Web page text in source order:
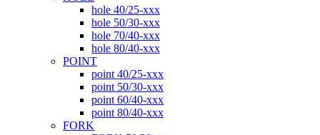
hole 40/25-xxx
hole 50/30-xxx
hole 70/40-xxx
hole 80/40-xxx
POINT
point 40/25-xxx
point 50/30-xxx
point 60/40-xxx
point 80/40-xxx
FORK